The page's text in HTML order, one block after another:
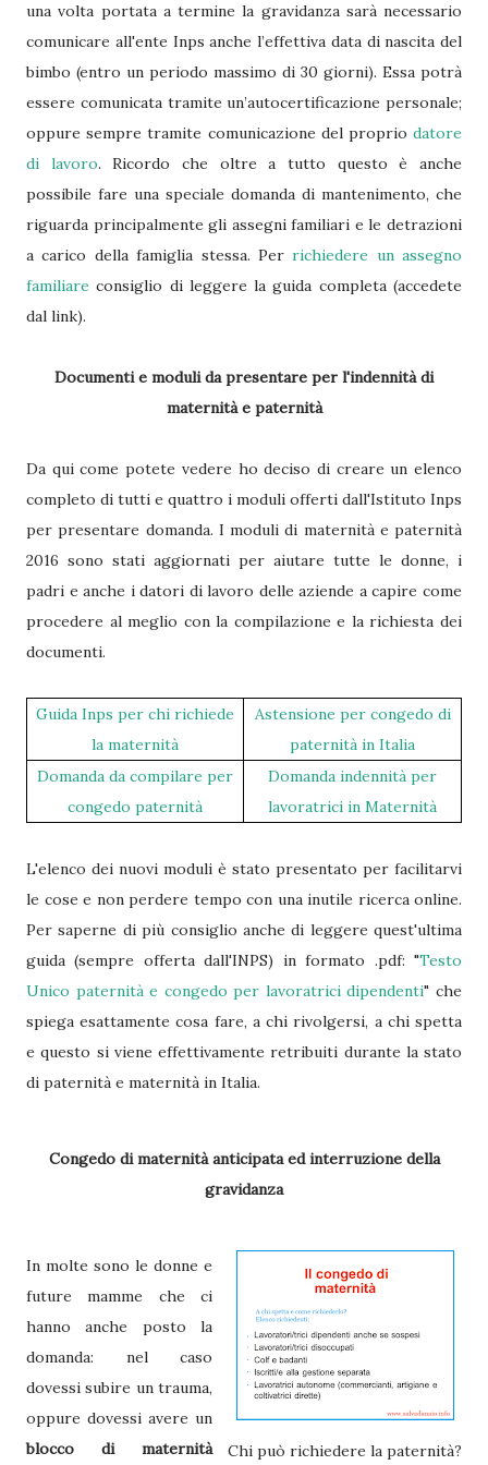
una volta portata a termine la gravidanza sarà necessario
comunicare all'ente Inps anche l’effettiva data di nascita del
bimbo (entro un periodo massimo di 30 giorni). Essa potrà
essere comunicata tramite un’autocertificazione personale;
oppure sempre tramite comunicazione del proprio datore
di lavoro. Ricordo che oltre a tutto questo è anche
possibile fare una speciale domanda di mantenimento, che
riguarda principalmente gli assegni familiari e le detrazioni
a carico della famiglia stessa. Perrichiedere un assegno
familiare consiglio di leggere la guida completa (accedete
dal link).
Documenti e moduli da presentare per l'indennità di
maternità e paternità
Da qui come potete vedere ho deciso di creare un elenco
completo di tutti e quattro i moduli offerti dall'Istituto Inps
per presentare domanda. I moduli di maternità e paternità
2016 sono stati aggiornati per aiutare tutte le donne, i
padri e anche i datori di lavoro delle aziende a capire come
procedere al meglio con la compilazione e la richiesta dei
documenti.
Guida Inps per chi richiede
la maternità
Astensione per congedo di
paternità in Italia
Domanda da compilare per
congedo paternità
Domanda indennità per
lavoratrici in Maternità
L'elenco dei nuovi moduli è stato presentato per facilitarvi
le cose e non perdere tempo con una inutile ricerca online.
Per saperne di più consiglio anche di leggere quest'ultima
guida (sempre offerta dall'INPS) in formato .pdf: "Testo
Unico paternità e congedo per lavoratrici dipendenti" che
spiega esattamente cosa fare, a chi rivolgersi, a chi spetta
e questo si viene effettivamente retribuiti durante la stato
di paternità e maternità in Italia.
Congedo di maternità anticipata edinterruzione della
gravidanza
Chi può richiedere la paternità?
In molte sono le donne e
future mamme che ci
hanno anche posto la
domanda: nel caso
dovessi subire un trauma,
oppure dovessi avere un
blocco di maternità